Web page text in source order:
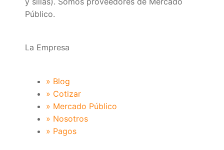
Público.
La Empresa
» Blog
» Cotizar
» Mercado Público
» Nosotros
» Pagos